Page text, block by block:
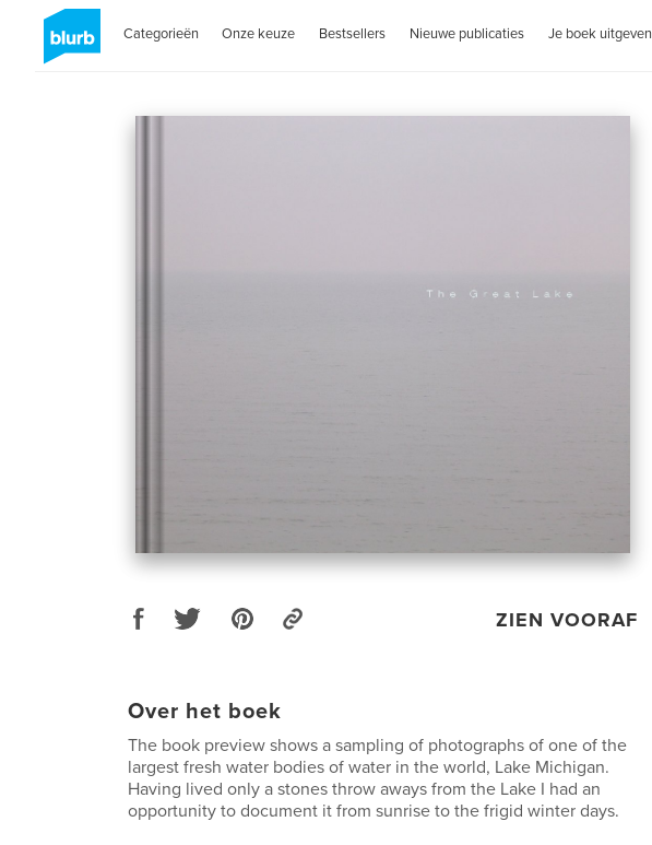
Categorieën Onze keuze Bestsellers Nieuwe publicaties Je boek uitgeven
ZIEN VOORAF
Over het boek
The book preview shows a sampling of photographs of one of the
largest fresh water bodies of water in the world, Lake Michigan.
Having lived only a stones throw aways from the Lake I had an
opportunity to document it from sunrise to the frigid winter days.